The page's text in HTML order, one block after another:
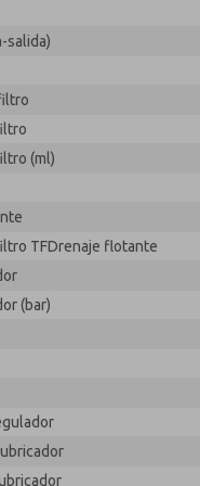
salida)
(ml)
TFDrenaje flotante
(bar)